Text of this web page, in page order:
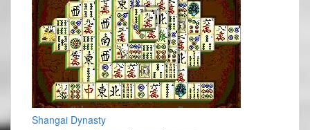
Shangai Dynasty